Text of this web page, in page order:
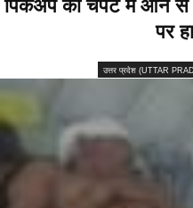
पिकअप की चपेट में आने से
पर
उत्तर प्रदेश (UTTAR